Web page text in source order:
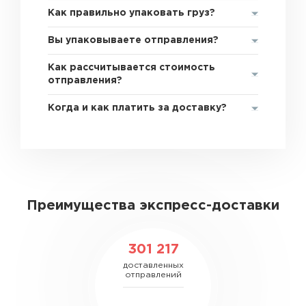
Как правильно упаковать груз?
Вы упаковываете отправления?
Как рассчитывается стоимость
отправления?
Когда и как платить за доставку?
Преимущества экспресс-доставки
301 217
доставленных
отправлений